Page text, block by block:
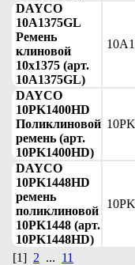
DAYCO
10A1375GL
Ремень
клиновой
10x1375 (арт.
10A1375GL)
DAYCO
10PK1400HD
Поликлиновой
ремень (арт.
10PK1400HD)
DAYCO
10PK1448HD
ремень
поликлиновой
10PK1448 (арт.
10PK1448HD)
[1] 2 ... 11